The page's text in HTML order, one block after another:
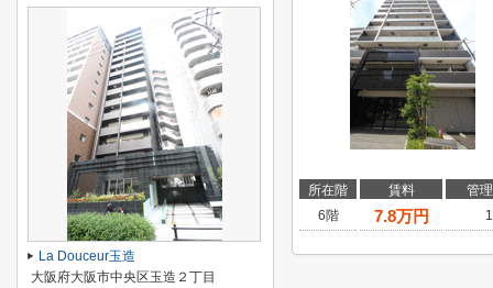
所在階 賃料
管
6階
7.8万円
La Douceur玉造
大阪府大阪市中央区玉造２丁目